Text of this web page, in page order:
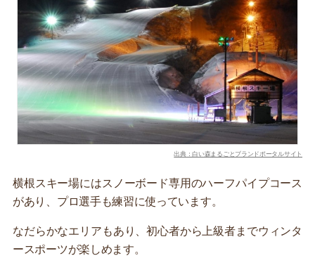
出典：白い森まるごとブランドポータルサイト
横根スキー場にはスノーボード専用のハーフパイプコース
があり、プロ選手も練習に使っています。
なだらかなエリアもあり、初心者から上級者までウィンタ
ースポーツが楽しめます。